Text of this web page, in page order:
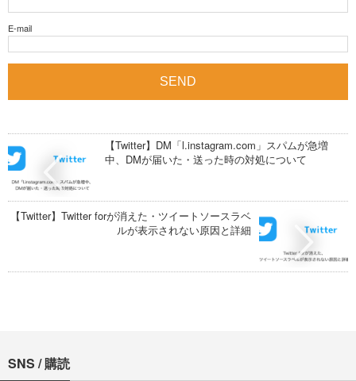
E-mail
【Twitter】DM「l.instagram.com」スパムが急増
中、DMが届いた・送った時の対処について
【Twitter】Twitter forが消えた・ツイートソースラベ
ルが表示されない原因と詳細
SNS / 購読